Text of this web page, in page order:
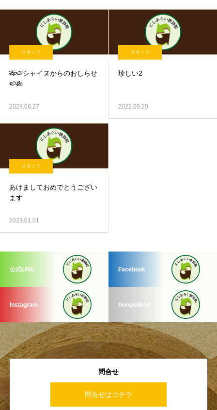
スタッフ
🎋🍉シャイヌからのおしらせ
🍉🎋
2023.06.27
スタッフ
珍しい2
2022.09.29
スタッフ
あけましておめでとうござい
ます
2023.01.01
公式LINE Facebook
Instagram GoogleMAP
問合せ
問合せはコチラ